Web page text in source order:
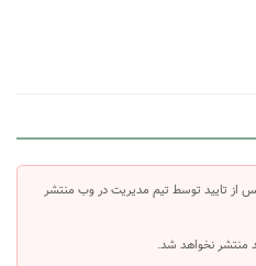
از تایید توسط تیم مدیریت در وب منتشر
منتشر نخواهد شد.